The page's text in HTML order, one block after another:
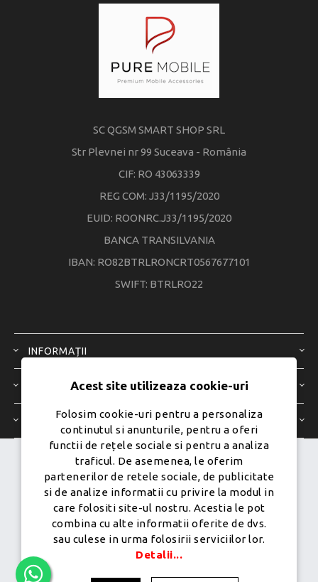
SC QGSM SMART SHOP SRL
Str Plevnei nr 99 Suceava - România
CIF: RO 43063339
REG COM: J33/1195/2020
EUID: ROONRC.J33/1195/2020
BANCA TRANSILVANIA
IBAN: RO82BTRLRONCRT0567677101
SWIFT: BTRLRO22
INFORMAȚII
SERVICIU CLIENȚI
CONTUL MEU
Dezvoltat de
Ecom Digital -
Powered bynopCommerce
Copyright © 2026 PureMobile.Toate drepturile rezervate.
Acest site utilizeaza cookie-uri
Folosim cookie-uri pentru a personaliza
continutul si anunturile, pentru a oferi
functii de rețele sociale si pentru a analiza
traficul. De asemenea, le oferim
partenerilor de retele sociale, de publicitate
si de analize informatii cu privire la modul in
care folositi site-ul nostru. Acestia le pot
combina cu alte informatii oferite de dvs.
sau culese in urma folosirii serviciilor lor.
Detalii...